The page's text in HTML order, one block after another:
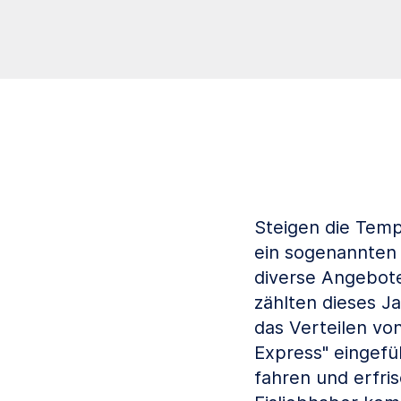
Steigen die
ein
diverse
zählten dieses
das Verteilen
Express"
fahren und